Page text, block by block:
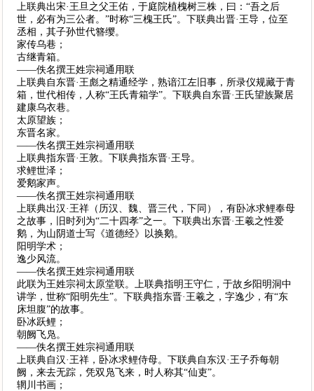
上联典出宋·王旦之父王佑，于庭院植槐树三株，曰：“吾之后
世，必有为三公者。”时称“三槐王氏”。下联典出晋·王导，位至
丞相，其子孙世代簪缨。
家传乌巷；
古继青箱。
——佚名撰王姓宗祠通用联
上联典自东晋·王彪之精通经学，熟谙江左旧事，所录仪规藏于青
箱，世代相传，人称“王氏青箱学”。下联典自东晋·王氏望族聚居
建康乌衣巷。
太原望族；
东晋名家。
——佚名撰王姓宗祠通用联
上联典指东晋·王敦。下联典指东晋·王导。
求鲤世泽；
爱鹅家声。
——佚名撰王姓宗祠通用联
上联典出汉·王祥（历汉、魏、晋三代，下同），有卧冰求鲤奉母
之故事，旧时列为“二十四孝”之一。下联典出东晋·王羲之性爱
鹅，为山阴道士写《道德经》以换鹅。
阳明学术；
逸少风流。
——佚名撰王姓宗祠通用联
此联为王姓宗祠太原堂联。上联典指明王守仁，于故乡阳明洞中
讲学，世称“阳明先生”。下联典指东晋·王羲之，字逸少，有“东
床坦腹”的故事。
卧冰跃鲤；
朝阙飞凫。
——佚名撰王姓宗祠通用联
上联典自汉·王祥，卧冰求鲤侍母。下联典自东汉·王子乔每朝
阙，来去无踪，凭双凫飞来，时人称其“仙吏”。
辋川书画；